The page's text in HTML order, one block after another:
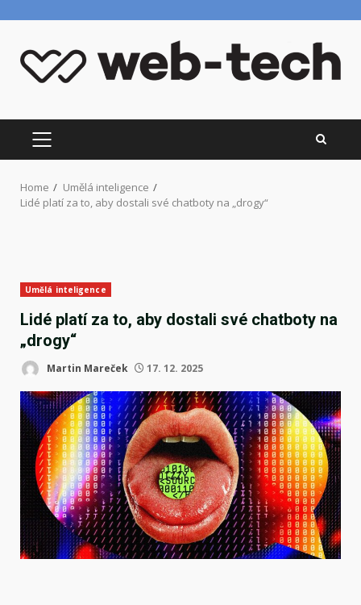
content
PRIMARY
MENU
Home
Umělá inteligence
Lidé platí za to, aby dostali své chatboty na „drogy“
Umělá inteligence
Lidé platí za to, aby dostali své chatboty na
„drogy“
Martin Mareček 17. 12. 2025